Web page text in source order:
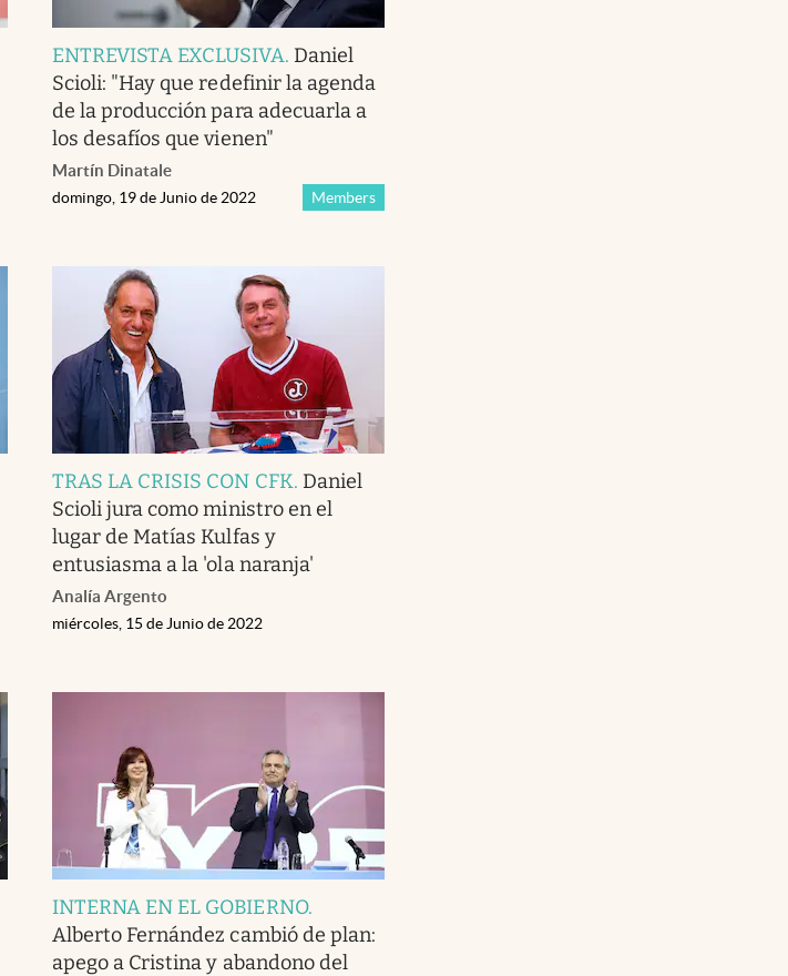
ENTREVISTA EXCLUSIVA. Daniel
Scioli: "Hay que redefinir la agenda
de la producción para adecuarla a
los desafíos que vienen"
Martín Dinatale
Members
domingo, 19 de Junio de 2022
TRAS LA CRISIS CON CFK. Daniel
Scioli jura como ministro en el
lugar de Matías Kulfas y
entusiasma a la 'ola naranja'
Analía Argento
miércoles, 15 de Junio de 2022
INTERNA EN EL GOBIERNO.
Alberto Fernández cambió de plan:
apego a Cristina y abandono del